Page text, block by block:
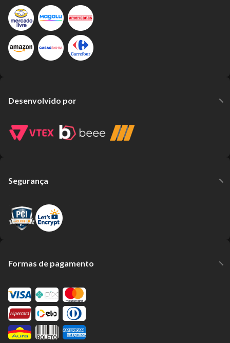
Desenvolvido por
Segurança
Formas de pagamento